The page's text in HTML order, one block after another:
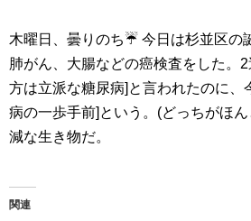
木曜日、曇りのち☔️ 今日は杉並区の
肺がん、大腸などの癌検査をした。
方は立派な糖尿病]と言われたのに、
病の一歩手前]という。(どっちがほ
減な生き物だ。
関連